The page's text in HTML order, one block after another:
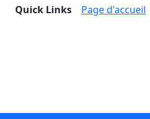
Quick Links Page d'accueil